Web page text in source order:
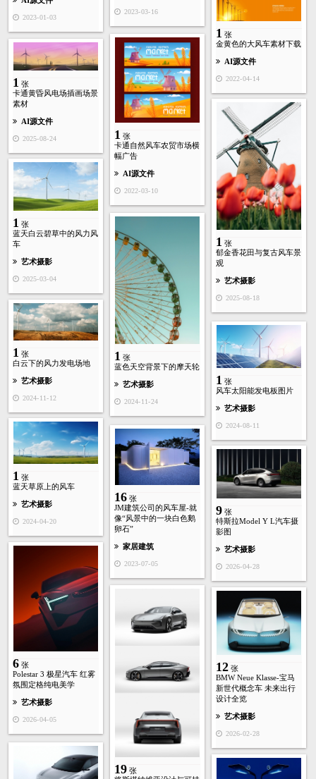
2023-03-16
2023-01-03
1 张
金黄色的大风车素材下载
AI源文件
2022-04-14
1 张
卡通自然风车农贸市场横
幅广告
AI源文件
2022-03-10
1 张
卡通黄昏风电场插画场景
素材
AI源文件
2025-08-24
1 张
郁金香花田与复古风车景
观
艺术摄影
2025-08-18
1 张
蓝天白云碧草中的风力风
车
艺术摄影
2025-03-04
1 张
蓝色天空背景下的摩天轮
艺术摄影
2024-11-24
1 张
白云下的风力发电场地
艺术摄影
2024-11-12
1 张
风车太阳能发电板图片
艺术摄影
2024-08-11
1 张
蓝天草原上的风车
艺术摄影
2024-04-20
16 张
JM建筑公司的风车屋-就
像“风景中的一块白色鹅
卵石”
家居建筑
2023-07-05
9 张
特斯拉Model Y L汽车摄
影图
艺术摄影
2026-04-28
6 张
Polestar 3 极星汽车 红雾
氛围定格纯电美学
艺术摄影
2026-04-05
19 张
12 张
BMW Neue Klasse-宝马
新世代概念车 未来出行
设计全览
艺术摄影
2026-02-28